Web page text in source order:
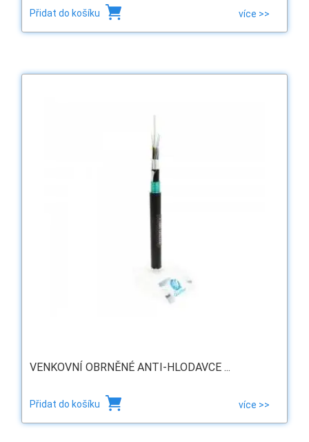
Přidat do košíku více >>
VENKOVNÍ OBRNĚNÉ ANTI-HLODAVCE ...
Přidat do košíku více >>